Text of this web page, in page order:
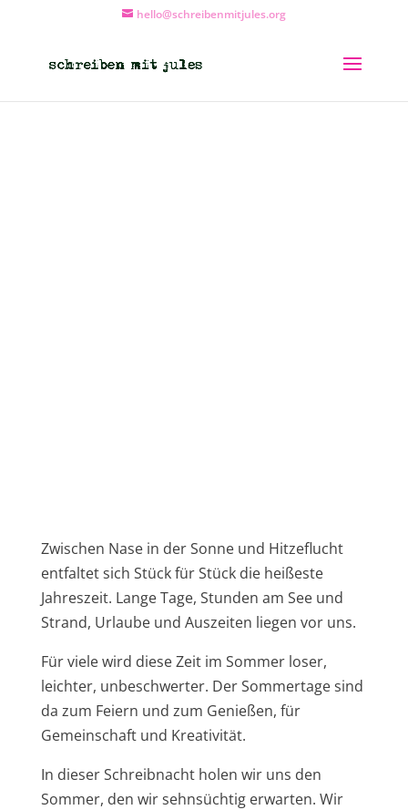
hello@schreibenmitjules.org
Zwischen Nase in der Sonne und Hitzeflucht
entfaltet sich Stück für Stück die heißeste
Jahreszeit. Lange Tage, Stunden am See und
Strand, Urlaube und Auszeiten liegen vor uns.
Für viele wird diese Zeit im Sommer loser,
leichter, unbeschwerter. Der Sommertage sind
da zum Feiern und zum Genießen, für
Gemeinschaft und Kreativität.
In dieser Schreibnacht holen wir uns den
Sommer, den wir sehnsüchtig erwarten. Wir